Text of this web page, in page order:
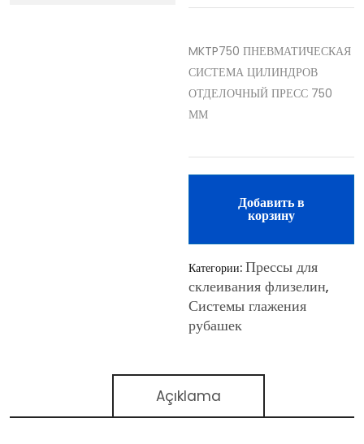
MKTP750 ПНЕВМАТИЧЕСКАЯ
СИСТЕМА ЦИЛИНДРОВ
ОТДЕЛОЧНЫЙ ПРЕСС 750
ММ
Добавить в
корзину
Категории:Прессы для
склеивания флизелин,
Системы глажения
рубашек
Açıklama